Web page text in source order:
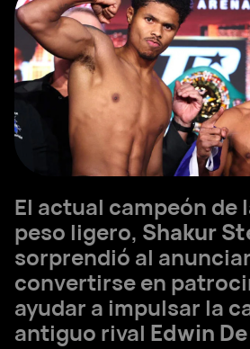
El actual campeón de
peso ligero, Shakur
sorprendió al
convertirse en
ayudar a impulsar la
antiguo rival Edwin